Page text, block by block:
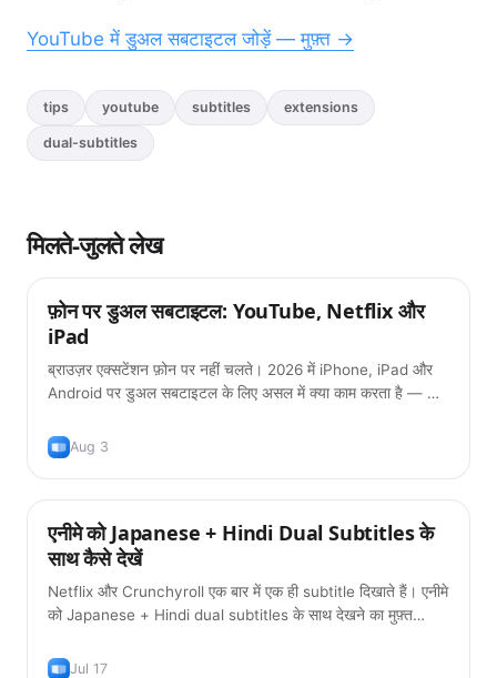
YouTube में डुअल सबटाइटल जोड़ें — मुफ़्त →
tips youtube subtitles extensions
dual-subtitles
मिलते-जुलते लेख
टिप्स
फ़ोन पर डुअल सबटाइटल: YouTube, Netflix और
iPad
ब्राउज़र एक्सटेंशन फ़ोन पर नहीं चलते। 2026 में iPhone, iPad और
Android पर डुअल सबटाइटल के लिए असल में क्या काम करता है — और
Aug 3
टिप्स
एनीमे को Japanese + Hindi Dual Subtitles के
साथ कैसे देखें
Netflix और Crunchyroll एक बार में एक ही subtitle दिखाते हैं। एनीमे
को Japanese + Hindi dual subtitles के साथ देखने का मुफ़्त
Jul 17